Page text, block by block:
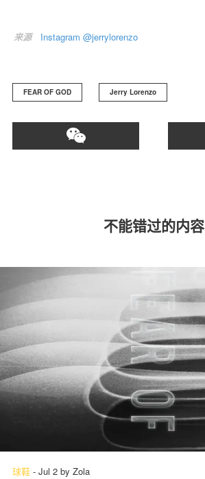
来源 Instagram @jerrylorenzo
FEAR OF GOD Jerry Lorenzo
不能错过的内容
球鞋 - Jul 2 by Zola